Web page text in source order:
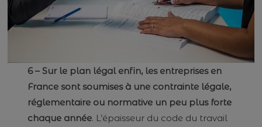
6 – Sur le plan légal enfin, les entreprises en
France sont soumises à une contrainte légale,
réglementaire ou normative un peu plus forte
chaque année. L’épaisseur du code du travail